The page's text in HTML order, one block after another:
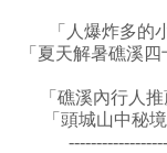
「 人爆炸多的
「夏天解暑礁溪
「 礁溪內行人
「頭城山中秘